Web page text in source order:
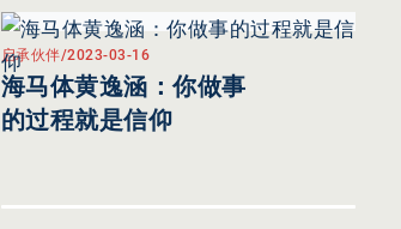
启承伙伴/2023-03-16
海马体黄逸涵：你做事
的过程就是信仰